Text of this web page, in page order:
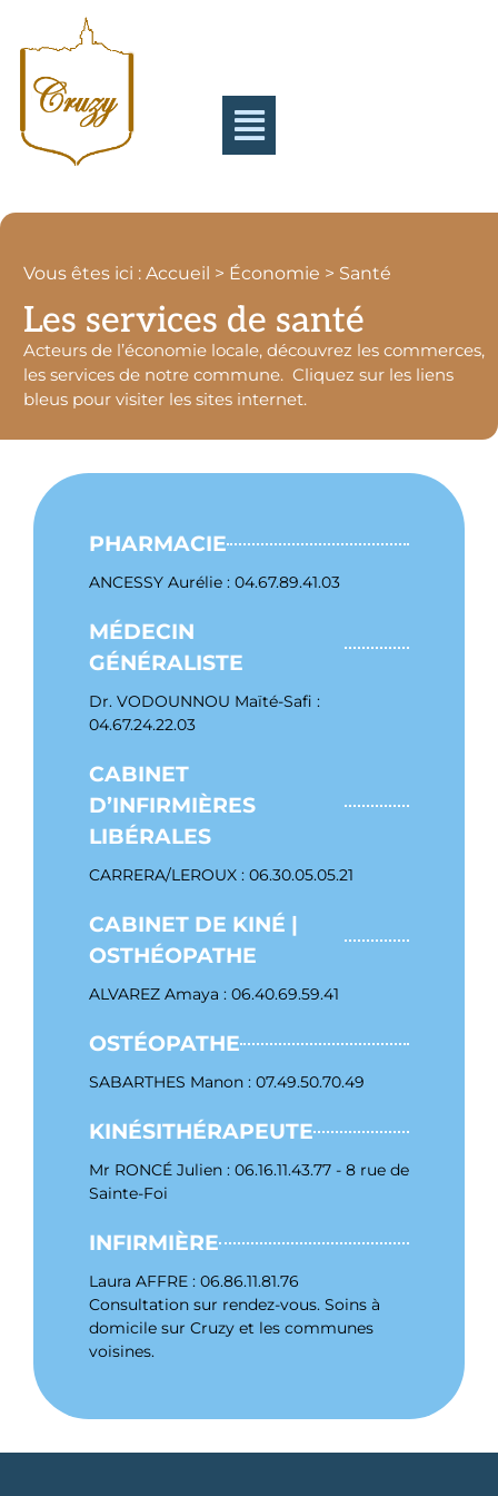
Vous êtes ici : Accueil > Économie > Santé
Les services de santé
Acteurs de l’économie locale, découvrez les commerces,
les services de notre commune. Cliquez sur les liens
bleus pour visiter les sites internet.
PHARMACIE
ANCESSY Aurélie : 04.67.89.41.03
MÉDECIN
GÉNÉRALISTE
Dr. VODOUNNOU Maïté-Safi :
04.67.24.22.03
CABINET
D’INFIRMIÈRES
LIBÉRALES
CARRERA/LEROUX : 06.30.05.05.21
CABINET DE KINÉ |
OSTHÉOPATHE
ALVAREZ Amaya : 06.40.69.59.41
OSTÉOPATHE
SABARTHES Manon : 07.49.50.70.49
KINÉSITHÉRAPEUTE
Mr RONCÉ Julien : 06.16.11.43.77 - 8 rue de
Sainte-Foi
INFIRMIÈRE
Laura AFFRE : 06.86.11.81.76
Consultation sur rendez-vous. Soins à
domicile sur Cruzy et les communes
voisines.